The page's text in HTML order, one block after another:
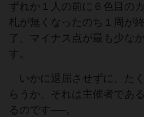
ずれか１人の前に６色目の
札が無くなったのち１周が
了、マイナス点が最も少な
す。
いかに退屈させずに、た
らうか、それは主催者であ
るのです──。